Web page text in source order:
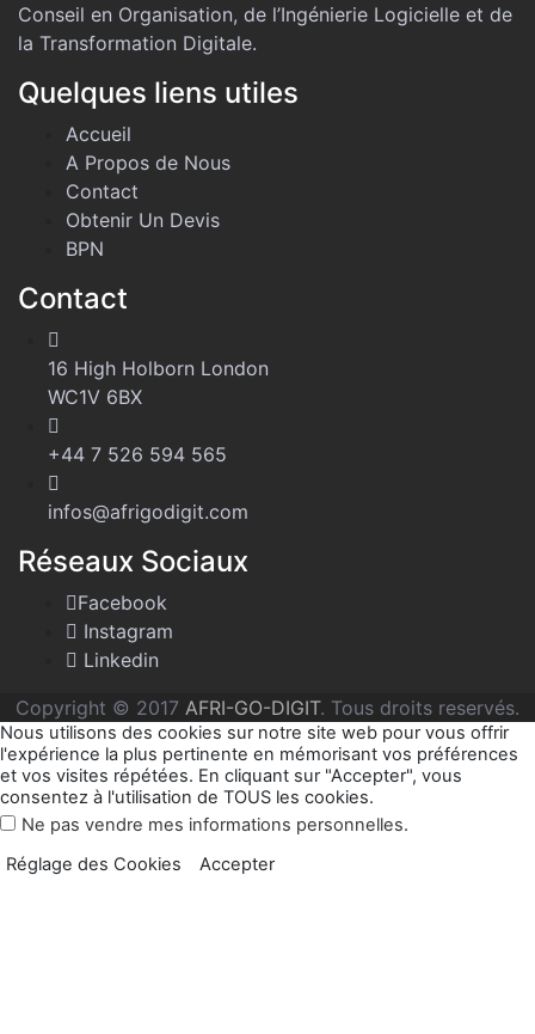
Conseil en Organisation, de l’Ingénierie Logicielle et de
la Transformation Digitale.
Quelques liens utiles
Accueil
A Propos de Nous
Contact
Obtenir Un Devis
BPN
Contact
16 High Holborn London
WC1V 6BX
+44 7 526 594 565
infos@afrigodigit.com
Réseaux Sociaux
Facebook
Instagram
Linkedin
Copyright © 2017 AFRI-GO-DIGIT. Tous droits reservés.
Nous utilisons des cookies sur notre site web pour vous offrir
l'expérience la plus pertinente en mémorisant vos préférences
et vos visites répétées. En cliquant sur "Accepter", vous
consentez à l'utilisation de TOUS les cookies.
Ne pas vendre mes informations personnelles.
Réglage des Cookies
Accepter